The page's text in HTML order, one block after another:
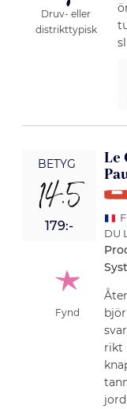
Druv- eller
distrikttypisk
BETYG
14.5
179:-
Fynd
Le
DU
rikt